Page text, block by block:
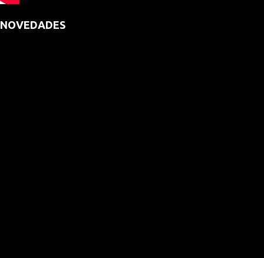
NOVEDADES